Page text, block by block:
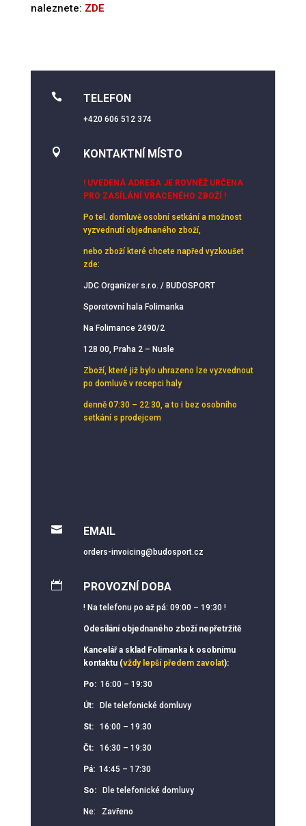
naleznete: ZDE
 TELEFON
+420 606 512 374
 KONTAKTNÍ MÍSTO
! UVEDENÁ ADRESA JE ROVNĚŽ URČENA
PRO ZASÍLÁNÍ VRACENÉHO ZBOŽÍ !
Po tel. domluvě osobní setkánía možnost
vyzvednutí objednaného zboží,
nebo zboží které chcete napřed vyzkoušet
zde:
JDC Organizer s.r.o. / BUDOSPORT
Sporotovní hala Folimanka
Na Folimance 2490/2
128 00, Praha 2 – Nusle
Zboží, které již bylo uhrazeno lze vyzvednout
po domluvě v recepci haly
denně 07:30 – 22:30, a to i bez osobního
setkání s prodejcem
 EMAIL
orders-invoicing@budosport.cz
 PROVOZNÍ DOBA
! Na telefonu po až pá: 09:00 – 19:30 !
Odesílání objednaného zboží nepřetržitě
Kancelář a sklad Folimanka k osobnímu
kontaktu (vždy lepší předem zavolat):
Po: 16:00 – 19:30
Út:Dle telefonické domluvy
St: 16:00 – 19:30
Čt: 16:30 – 19:30
Pá:14:45 – 17:30
So: Dle telefonické domluvy
Ne: Zavřeno